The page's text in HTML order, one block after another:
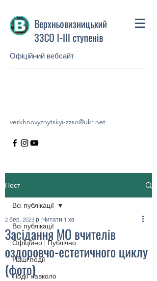
Верхньовизницький
ЗЗСО І-ІІІ ступенів
Офіційний вебсайт
verkhnovyznytskyi-zzso@ukr.net
Пост
Всі публікації
Офіційно | Публічно
Наші події
Події навколо
Всі публікації
Засідання МО вчителів
оздоровчо-естетичного циклу
(фото)
2 бер. 2023 р. Читати 1 хв